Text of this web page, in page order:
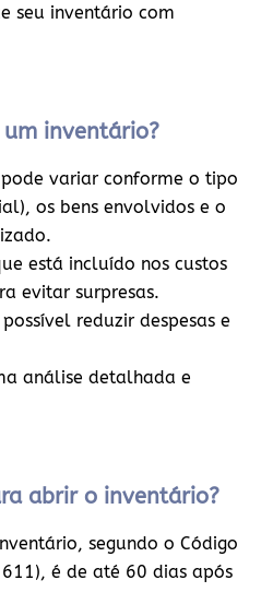
seu inventário com
inventário?
variar conforme o tipo
os bens envolvidos e o
está incluído nos custos
evitar surpresas.
reduzir despesas e
análise detalhada e
abrir o inventário?
segundo o Código
é de até 60 dias após